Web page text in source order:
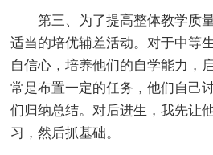
第三、为了提高整体教学质
适当的培优辅差活动。对于中等
自信心，培养他们的自学能力，
常是布置一定的任务，他们自己
们归纳总结。对后进生，我先让
习，然后抓基础。